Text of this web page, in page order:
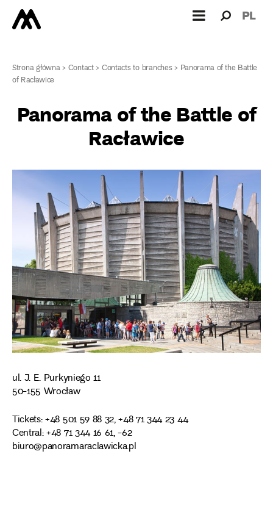
Search
Search
for: PL
Strona główna>Contact>Contacts to branches> Panorama of the Battle
of Racławice
Panorama of the Battle of
Racławice
ul. J. E. Purkyniego 11
50-155 Wrocław
Tickets: +48 501 59 88 32, +48 71 344 23 44
Central: +48 71 344 16 61, -62
biuro@panoramaraclawicka.pl